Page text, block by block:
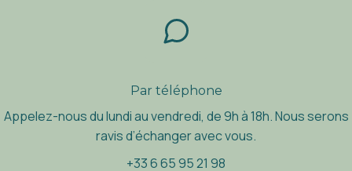
Par té éphone
Appelez-nous du lundi au vendredi, de 9hà18h. Nous serons
ravis d’échanger avec vous.
+33 6 65 95 21 98